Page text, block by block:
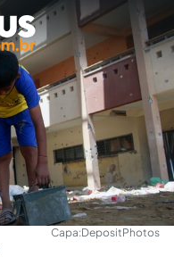
Capa:DepositPhotos